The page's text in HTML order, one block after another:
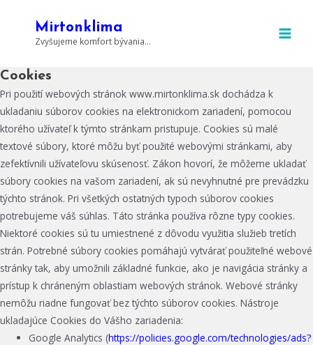
Mirtonklima
Zvyšujeme komfort bývania...
Cookies
Pri použití webových stránok www.mirtonklima.sk dochádza k
ukladaniu súborov cookies na elektronickom zariadení, pomocou
ktorého užívateľ k týmto stránkam pristupuje. Cookies sú malé
textové súbory, ktoré môžu byť použité webovými stránkami, aby
zefektívnili užívateľovu skúsenosť. Zákon hovorí, že môžeme ukladať
súbory cookies na vašom zariadení, ak sú nevyhnutné pre prevádzku
týchto stránok. Pri všetkých ostatných typoch súborov cookies
potrebujeme váš súhlas. Táto stránka používa rôzne typy cookies.
Niektoré cookies sú tu umiestnené z dôvodu využitia služieb tretích
strán. Potrebné súbory cookies pomáhajú vytvárať použiteľné webové
stránky tak, aby umožnili základné funkcie, ako je navigácia stránky a
prístup k chráneným oblastiam webových stránok. Webové stránky
nemôžu riadne fungovať bez týchto súborov cookies. Nástroje
ukladajúce Cookies do Vášho zariadenia:
Google Analytics (https://policies.google.com/technologies/ads?